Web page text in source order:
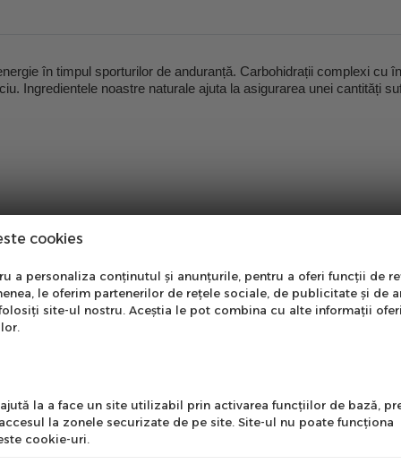
în timpul sporturilor de anduranță. Carbohidrații complexi cu
Ingredientele noastre naturale ajuta la asigurarea unei cantități
acid citric, lactat de calciu, citrat de sodiu, clorură de sodiu,
de potasiu. *Izomaltuloza este o sursă de glucoză și
cookies
a personaliza conținutul și anunțurile, pentru a oferi funcții de
le oferim partenerilor de rețele sociale, de publicitate și de
site-ul nostru. Aceștia le pot combina cu alte informații
la a face un site utilizabil prin activarea funcţiilor de bază,
la zonele securizate de pe site. Site-ul nu poate funcţiona
cookie-uri.
Newsletter
te la newsletter
a primi cele mai noi